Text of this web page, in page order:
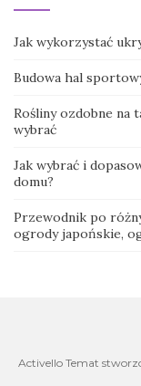
Jak wykorzystać
Budowa hal
Rośliny ozdobne na
wybrać
Jak wybrać i
domu?
Przewodnik po
ogrody japońskie,
Activello Temat